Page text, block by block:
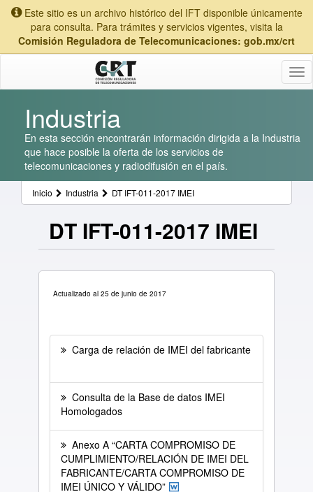
Este sitio es un archivo histórico del IFT disponible únicamente
para consulta. Para trámites y servicios vigentes, visita la
Comisión Reguladora de Telecomunicaciones: gob.mx/crt
Industria
En esta sección encontrarán información dirigida a la Industria
que hace posible la oferta de los servicios de
telecomunicaciones y radiodifusión en el país.
Inicio Industria DT IFT-011-2017 IMEI
DT IFT-011-2017 IMEI
Actualizado al 25 de junio de 2017
Carga de relación de IMEI del fabricante
Consulta de la Base de datos IMEI
Homologados
Anexo A “CARTA COMPROMISO DE
CUMPLIMIENTO/RELACIÓN DE IMEI DEL
FABRICANTE/CARTA COMPROMISO DE
IMEI ÚNICO Y VÁLIDO”